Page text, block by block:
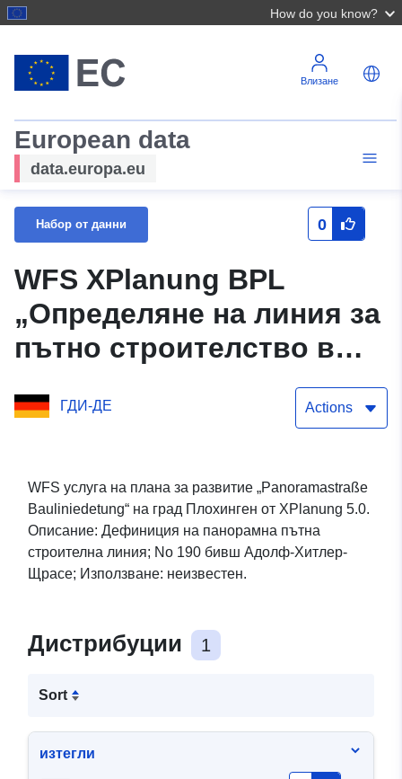
How do you know?
Влизане
European data
data.europa.eu
Набор от данни 0
WFS XPlanung BPL
„Определяне на линия за
пътно строителство в
ГДИ-ДЕ Actions
WFS услуга на плана за развитие „Panoramastraße
Bauliniedetung“ на град Плохинген от XPlanung 5.0.
Описание: Дефиниция на панорамна пътна
строителна линия; No 190 бивш Адолф-Хитлер-
Щрасе; Използване: неизвестен.
Дистрибуции 1
Sort
изтегли